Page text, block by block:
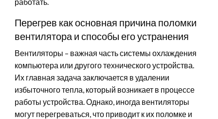
Перегрев как основная причина поломки
вентилятора и способы его устранения
Вентиляторы – важная часть системы охлаждения
компьютера или другого технического устройства.
Их главная задача заключается в удалении
избыточного тепла, который возникает в процессе
работы устройства. Однако, иногда вентиляторы
могут перегреваться, что приводит к их поломке и